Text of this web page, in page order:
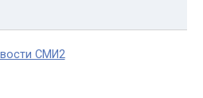
СМИ2